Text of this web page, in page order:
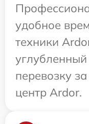
удобное
техники
перевозку
центр Ardor.